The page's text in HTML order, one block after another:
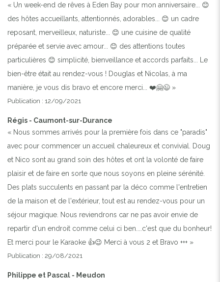
« Un week-end de rêves à Eden Bay pour mon anniversaire... 😊
des hôtes accueillants, attentionnés, adorables... 😊 un cadre
reposant, merveilleux, naturiste... 😊 une cuisine de qualité
préparée et servie avec amour... 😊 des attentions toutes
particulières 😊 simplicité, bienveillance et accords parfaits... Le
bien-être était au rendez-vous ! Douglas et Nicolas, à ma
manière, je vous dis bravo et encore merci... ❤️🤗😉 »
Publication : 12/09/2021
Régis - Caumont-sur-Durance
« Nous sommes arrivés pour la première fois dans ce "paradis"
avec pour commencer un accueil chaleureux et convivial. Doug
et Nico sont au grand soin des hôtes et ont la volonté de faire
plaisir et de faire en sorte que nous soyons en pleine sérénité.
Des plats succulents en passant par la déco comme l'entretien
de la maison et de l'extérieur, tout est au rendez-vous pour un
séjour magique. Nous reviendrons car ne pas avoir envie de
repartir d'un endroit comme celui ci ben....c'est que du bonheur!
Et merci pour le Karaoke 👍😉 Merci à vous 2 et Bravo +++ »
Publication : 29/08/2021
Philippe et Pascal - Meudon